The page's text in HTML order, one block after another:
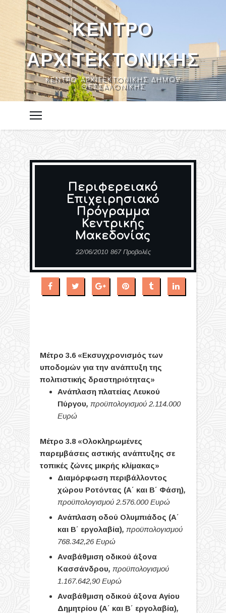
ΚΈΝΤΡΟ
ΑΡΧΙΤΕΚΤΟΝΙΚΉΣ
ΚΈΝΤΡΟ ΑΡΧΙΤΕΚΤΟΝΙΚΉΣ ΔΉΜΟΥ
ΘΕΣΣΑΛΟΝΊΚΗΣ
Περιφερειακό
Επιχειρησιακό
Πρόγραμμα
Κεντρικής
Μακεδονίας
22/06/2010 867 Προβολές
Μέτρο 3.6 «Εκσυγχρονισμός των
υποδομών για την ανάπτυξη της
πολιτιστικής δραστηριότητας»
Ανάπλαση πλατείας Λευκού
Πύργου, προϋπολογισμού 2.114.000
Ευρώ
Μέτρο 3.8 «Ολοκληρωμένες
παρεμβάσεις αστικής ανάπτυξης σε
τοπικές ζώνες μικρής κλίμακας»
Διαμόρφωση περιβάλλοντος
χώρου Ροτόντας (Α΄ και Β΄ Φάση),
προϋπολογισμού 2.576.000 Ευρώ
Ανάπλαση οδού Ολυμπιάδος (Α΄
και Β΄ εργολαβία), προϋπολογισμού
768.342,26 Ευρώ
Αναβάθμιση οδικού άξονα
Κασσάνδρου, προϋπολογισμού
1.167.642,90 Ευρώ
Αναβάθμιση οδικού άξονα Αγίου
Δημητρίου (Α΄ και Β΄ εργολαβία),